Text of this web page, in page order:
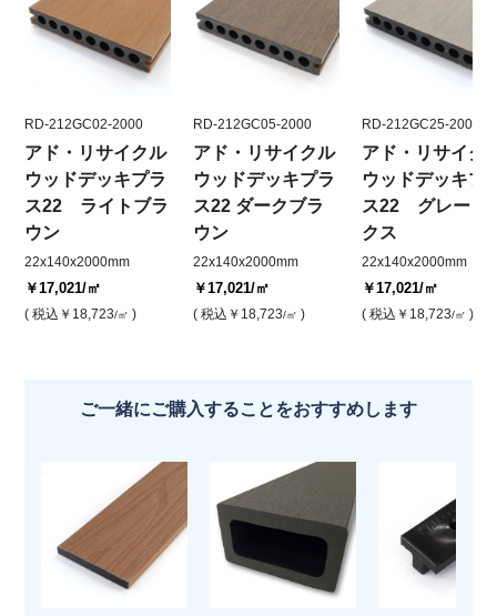
RD-212GC02-2000
アド・リサイクル
ウッドデッキプラ
ス22 ライトブラ
ウン
22x140x2000mm
￥17,021/㎡
( 税込 ￥18,723/㎡ )
RD-212GC05-2000
アド・リサイクル
ウッドデッキプラ
ス22 ダークブラ
ウン
22x140x2000mm
￥17,021/㎡
( 税込 ￥18,723/㎡ )
RD-212GC25-2000
アド・リサイク
ウッドデッキプ
ス22 グレーミ
クス
22x140x2000mm
￥17,021/㎡
( 税込 ￥18,723/㎡ )
ご一緒にご購入することをおすすめします